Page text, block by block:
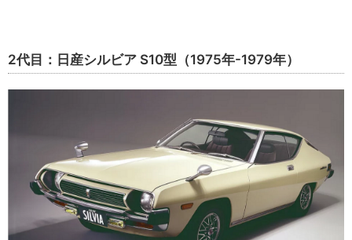
2代目：日産シルビア S10型（1975年-1979年）